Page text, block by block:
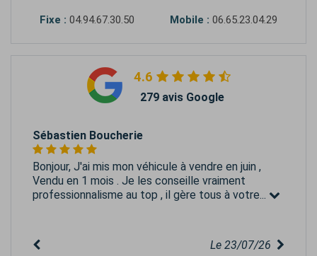
Fixe : 04.94.67.30.50 Mobile : 06.65.23.04.29
4.6
279 avis Google
Sébastien Boucherie
Bonjour, J'ai mis mon véhicule à vendre en juin ,
Vendu en 1 mois . Je les conseille vraiment
professionnalisme au top , il gère tous à votre...
Le 23/07/26